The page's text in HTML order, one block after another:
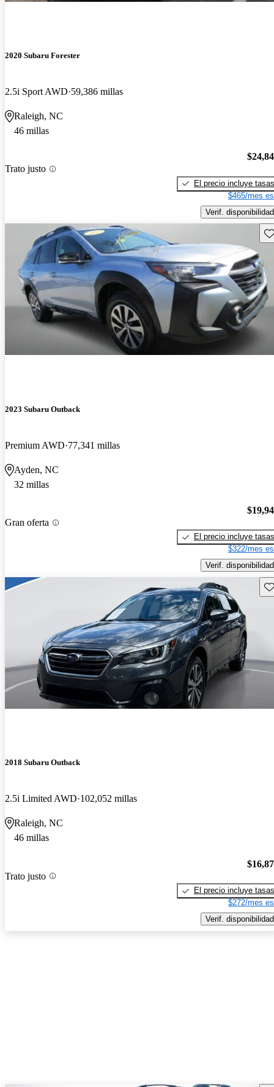
2020 Subaru Forester
2.5i Sport AWD 59,386 millas
Raleigh, NC
46 millas
Trato justo
El precio incluye tasas
$465/mes
Verif. disponibilidad
2023 Subaru Outback
Premium AWD 77,341 millas
Ayden, NC
32 millas
Gran oferta
El precio incluye tasas
$322/mes
Verif. disponibilidad
2018 Subaru Outback
2.5i Limited AWD 102,052 millas
Raleigh, NC
46 millas
Trato justo
El precio incluye tasas
$272/mes
Verif. disponibilidad